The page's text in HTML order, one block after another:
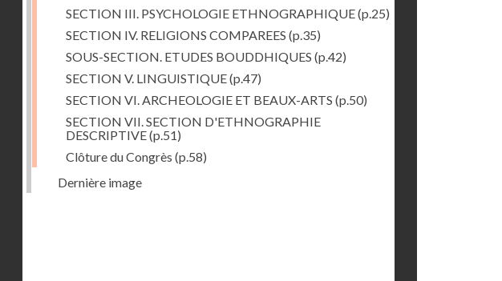
SECTION III. PSYCHOLOGIE ETHNOGRAPHIQUE(p.25)
SECTION IV. RELIGIONS COMPAREES (p.35)
SOUS-SECTION. ETUDES BOUDDHIQUES (p.42)
SECTION V. LINGUISTIQUE(p.47)
SECTION VI. ARCHEOLOGIE ET BEAUX-ARTS (p.50)
SECTION VII. SECTION D'ETHNOGRAPHIE
DESCRIPTIVE(p.51)
Clôture du Congrès (p.58)
Dernière image